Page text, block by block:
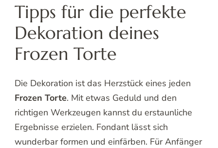
Tipps für die perfekte
Dekoration deines
Frozen Torte
Die Dekoration ist das Herzstück eines jeden
Frozen Torte. Mit etwas Geduld und den
richtigen Werkzeugen kannst du erstaunliche
Ergebnisse erzielen. Fondant lässt sich
wunderbar formen und einfärben. Für Anfänger